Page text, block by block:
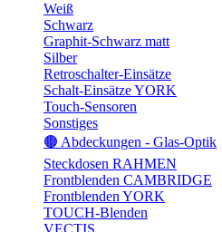
Weiß
Schwarz
Graphit-Schwarz matt
Silber
Retroschalter-Einsätze
Schalt-Einsätze YORK
Touch-Sensoren
Sonstiges
🟤 Abdeckungen - Glas-Optik
Steckdosen RAHMEN
Frontblenden CAMBRIDGE
Frontblenden YORK
TOUCH-Blenden
VECTIS